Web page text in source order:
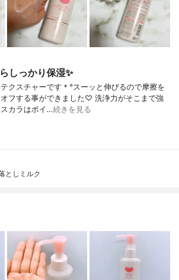
しっかり保湿✨
クスチャーです＊°スーッと伸びるので摩擦を
フする事ができました♡ 洗浄力がそこまで強
カラはポイ…続きを見る
としミルク